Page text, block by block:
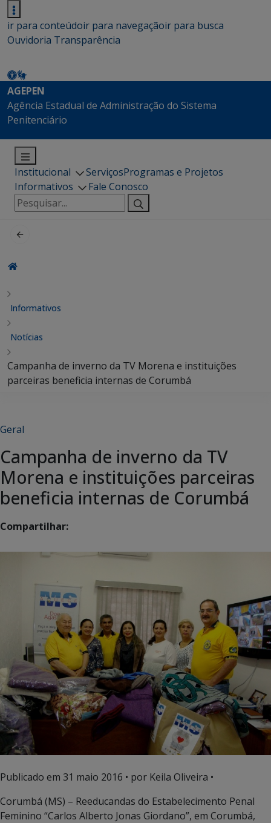
ir para conteúdoir para navegaçãoir para busca
Ouvidoria Transparência
AGEPEN
Agência Estadual de Administração do Sistema
Penitenciário
Institucional ServiçosProgramas e Projetos
Informativos
Fale Conosco
Pesquisar
por:
Informativos
Notícias
Campanha de inverno da TV Morena e instituições
parceiras beneficia internas de Corumbá
Geral
Campanha de inverno da TV
Morena e instituições parceiras
beneficia internas de Corumbá
Compartilhar:
Publicado em 31 maio 2016 • por Keila Oliveira •
Corumbá (MS) – Reeducandas do Estabelecimento Penal
Feminino “Carlos Alberto Jonas Giordano”, em Corumbá,